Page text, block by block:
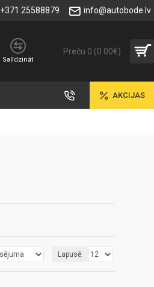
+371 25588879 info@autobode.lv
Salīdzināt
Preču 0 (0.00€)
AKCIJAS
Lapusē: